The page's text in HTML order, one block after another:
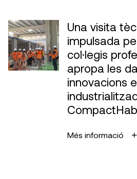
Una visita
impulsada
col·legis
apropa les
innovacions
Més informació